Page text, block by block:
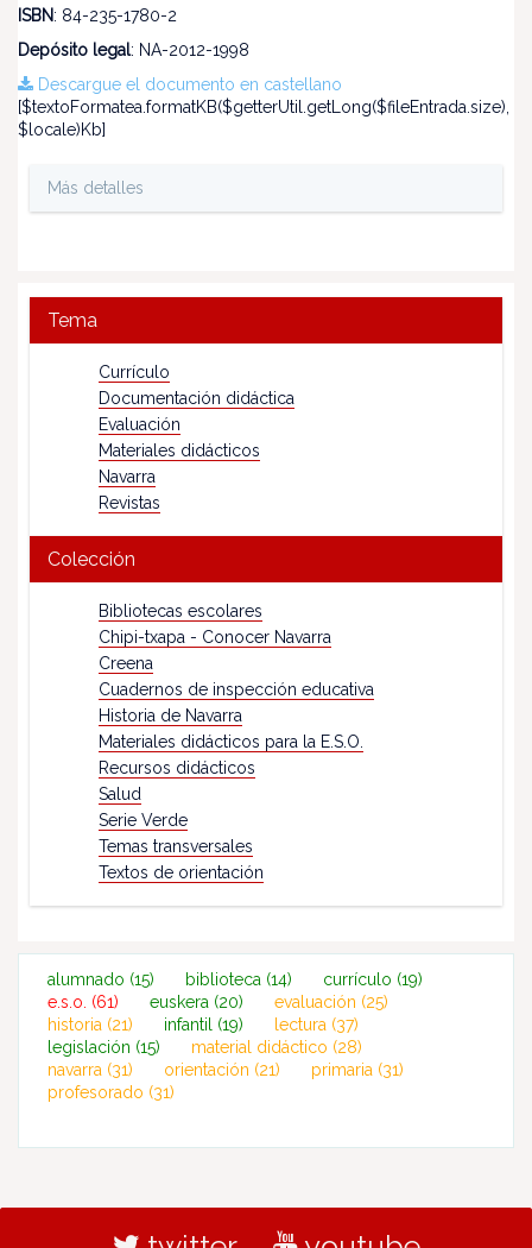
ISBN: 84-235-1780-2
Depósito legal: NA-2012-1998
Descargue el documento en castellano
[$textoFormatea.formatKB($getterUtil.getLong($fileEntrada.size),
$locale)Kb]
Más detalles
Tema
Currículo
Documentación didáctica
Evaluación
Materiales didácticos
Navarra
Revistas
Colección
Bibliotecas escolares
Chipi-txapa - Conocer Navarra
Creena
Cuadernos de inspección educativa
Historia de Navarra
Materiales didácticos para la E.S.O.
Recursos didácticos
Salud
Serie Verde
Temas transversales
Textos de orientación
alumnado (15) biblioteca (14) currículo (19)
e.s.o. (61) euskera (20) evaluación (25)
historia (21) infantil (19) lectura (37)
legislación (15) material didáctico (28)
navarra (31) orientación (21) primaria (31)
profesorado (31)